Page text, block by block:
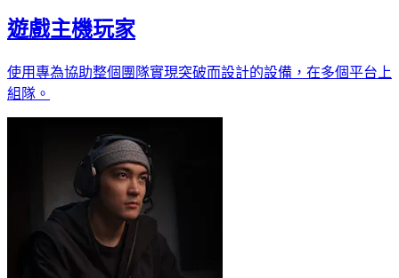
遊戲主機玩家
使用專為協助整個團隊實現突破而設計的設備，在多個平台上
組隊。